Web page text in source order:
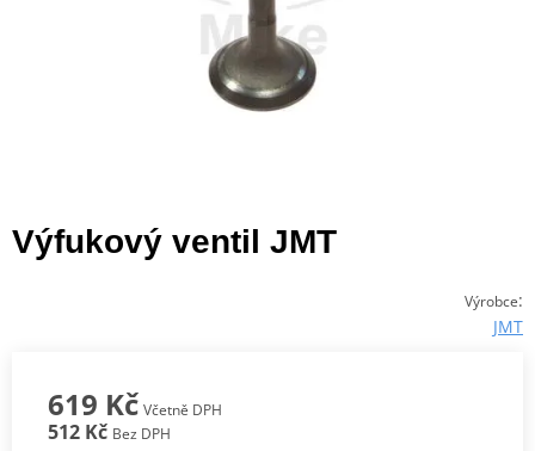
Výfukový ventil JMT
Výrobce:
JMT
619 Kč Včetně DPH
512 Kč Bez DPH